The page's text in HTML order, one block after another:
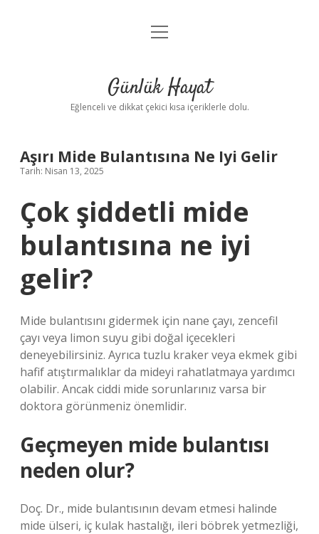
Anasayfa
Yasal Uyarı
menüyü
Günlük Hayat
Eğlenceli ve dikkat çekici kısa içeriklerle dolu.
Aşırı Mide Bulantısına Ne Iyi Gelir
Tarih: Nisan 13, 2025
Çok şiddetli mide
bulantısına ne iyi
gelir?
Mide bulantısını gidermek için nane çayı, zencefil
çayı veya limon suyu gibi doğal içecekleri
deneyebilirsiniz. Ayrıca tuzlu kraker veya ekmek gibi
hafif atıştırmalıklar da mideyi rahatlatmaya yardımcı
olabilir. Ancak ciddi mide sorunlarınız varsa bir
doktora görünmeniz önemlidir.
Geçmeyen mide bulantısı
neden olur?
Doç. Dr., mide bulantısının devam etmesi halinde
mide ülseri, iç kulak hastalığı, ileri böbrek yetmezliği,